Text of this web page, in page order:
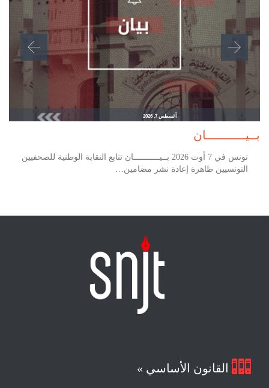
أغسطس 7, 2026
بــيـــــــــــان
تونس في 7 أوت 2026 بــيـــــــــــان تتابع النقابة الوطنية للصحفيين
التونسيين ظاهرة إعادة نشر مضامين…
 القانون الأساسي »